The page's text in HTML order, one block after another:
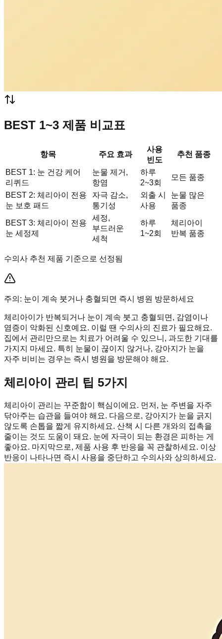
BEST 1~3 제품 비교표
항목 주요 효과
사용
빈도
추천 품종
BEST 1: 눈 건강 케어
리퀴드
눈물 제거,
항염
하루
2~3회
모든 품종
BEST 2: 체리아이 전용
눈 보호 패드
자극 감소,
통기성
외출 시
사용
눈물 많은
품종
BEST 3: 체리아이 전용
눈 세정제
세정,
부드러운
세척
하루
1~2회
체리아이
반복 품종
수의사 추천 제품 기준으로 선정됨
주의: 눈이 계속 붓거나 충혈되면 즉시 병원 방문하세요
체리아이가 반복되거나 눈이 계속 붓고 충혈되면, 감염이나
염증이 악화된 신호예요. 이럴 땐 수의사의 진료가 필요해요.
집에서 관리만으로는 치료가 어려울 수 있으니, 과도한 기대를
가지지 마세요. 특히 눈물이 끊이지 않거나, 강아지가 눈을
자주 비비는 경우는 즉시 병원을 방문해야 해요.
체리아이 관리 팁 5가지
체리아이 관리는 꾸준함이 핵심이에요. 먼저, 눈 주변을 자주
닦아주는 습관을 들여야 해요. 다음으로, 강아지가 눈을 긁지
않도록 손톱을 짧게 유지하세요. 산책 시 다른 개와의 접촉을
줄이는 것도 도움이 돼요. 눈에 자극이 되는 환경은 피하는 게
좋아요. 마지막으로, 제품 사용 후 반응을 꼭 관찰하세요. 이상
반응이 나타나면 즉시 사용을 중단하고 수의사와 상의하세요.